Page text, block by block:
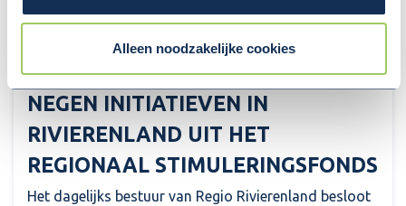
Alleen noodzakelijke cookies
FINANCIËLE BIJDRAGE VOOR
NEGEN INITIATIEVEN IN
RIVIERENLAND UIT HET
REGIONAAL STIMULERINGSFONDS
Het dagelijks bestuur van Regio Rivierenland besloot